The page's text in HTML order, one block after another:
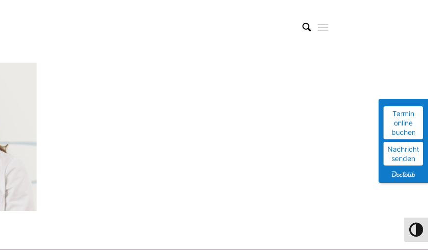
Termin
online
buchen
Nachricht
senden